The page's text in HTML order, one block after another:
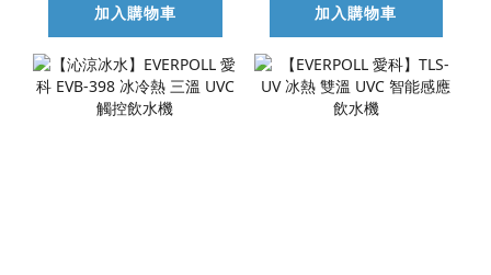
加入購物車 加入購物車